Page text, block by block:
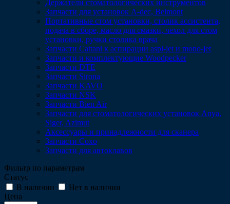
Держатели стоматологических инструментов
Запчасти для установок A-dec, Belmont
Портативные стом установки, столик ассистента,
подача в сборе, масло для смазки, чехол для стом
установки, ручки столика врача
Запчасти Cattani к аспирации aspi-jet и mono-jet
Запчасти и комплектующие Woodpecker
Запчасти DTE
Запчасти Sirona
Запчасти KAVO
Запчасти NSK
Запчасти Bien Air
Запчасти для стоматологических установок Anya,
Siger, Azimut
Аксессуары и принадлежности для сканера
Запчасти Coxo
Запчасти для автоклавов
Фильтр по параметрам
Статус
В наличии
Нет в наличии
Цена